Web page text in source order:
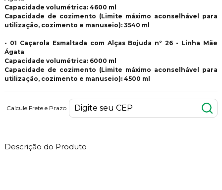
Capacidade volumétrica: 4600 ml
Capacidade de cozimento (Limite máximo aconselhável para
utilização, cozimento e manuseio): 3540 ml
- 01 Caçarola Esmaltada com Alças Bojuda nº 26 - Linha Mãe
Ágata
Capacidade volumétrica: 6000 ml
Capacidade de cozimento (Limite máximo aconselhável para
utilização, cozimento e manuseio): 4500 ml
Calcule Frete e Prazo
Descrição do Produto